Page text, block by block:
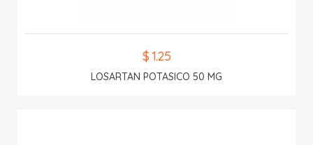
$ 1.25
LOSARTAN POTASICO 50 MG